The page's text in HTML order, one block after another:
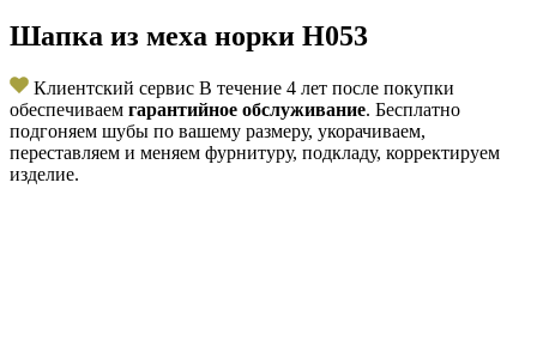
Шапка из меха норки Н053
Клиентский сервис В течение 4 лет после покупки
обеспечиваем гарантийное обслуживание. Бесплатно
подгоняем шубы по вашему размеру, укорачиваем,
переставляем и меняем фурнитуру, подкладу, корректируем
изделие.